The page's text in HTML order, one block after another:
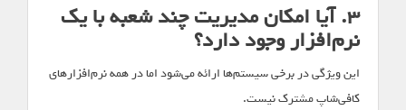
۳. آیا امکان مدیریت چند شعبه با یک
نرم‌افزار وجود دارد؟
این ویژگی در برخی سیستم‌ها ارائه می‌شود اما در همه نرم‌افزارهای
کافی‌شاپ مشترک نیست.